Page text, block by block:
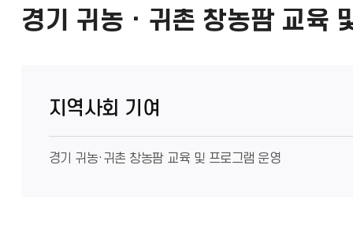
경기 귀농ㆍ귀촌 창농팜 교육
지역사회 기여
경기 귀농·귀촌 창농팜 교육 및 프로그램 운영